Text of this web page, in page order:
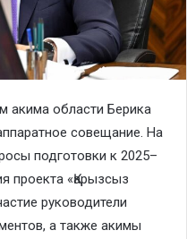
акима области Берика
совещание. На
подготовки к 2025–
проекта «Қарызсыз
руководители
а также акимы